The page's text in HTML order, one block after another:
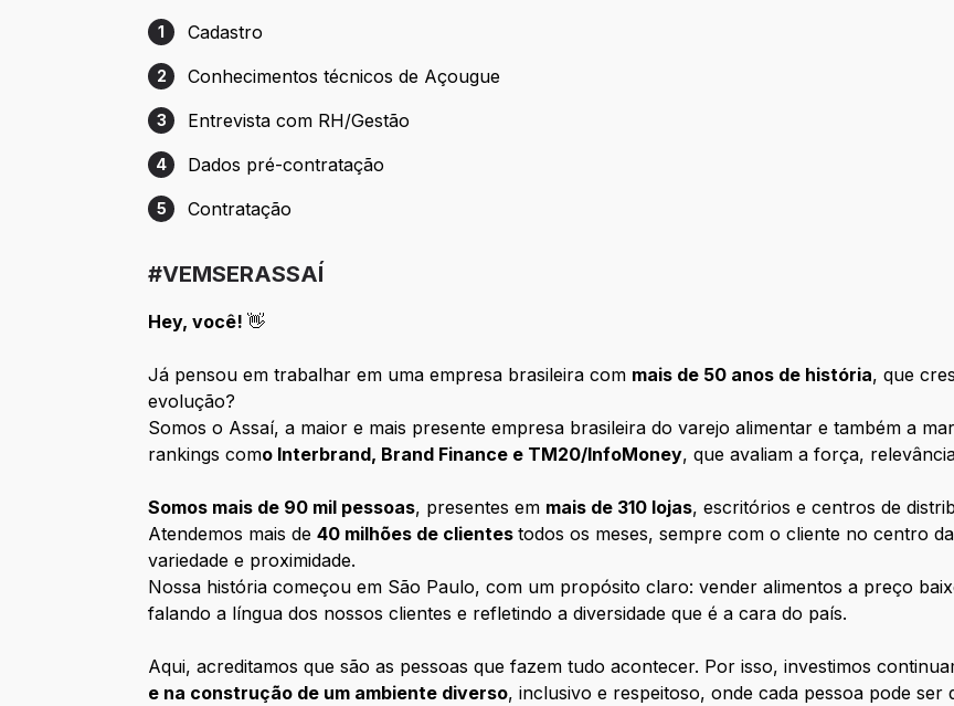
Etapa 1: Cadastro
1 Cadastro
Etapa 2: Conhecimentos técnicos de Açougue
2 Conhecimentos técnicos de Açougue
Etapa 3: Entrevista com RH/Gestão
3 Entrevista com RH/Gestão
Etapa 4: Dados pré-contratação
4 Dados pré-contratação
Etapa 5: Contratação
5 Contratação
#VEMSERASSAÍ
Hey, você!👋
Já pensou em trabalhar em uma empresa brasileira com mais de 50 anos de história, que
evolução?
Somos o Assaí, a maior e mais presente empresa brasileira do varejo alimentar e também a
rankings como Interbrand, Brand Finance e TM20/InfoMoney, que avaliam a força,
Somos mais de 90 mil pessoas, presentes em mais de 310 lojas, escritórios e centros de
Atendemos mais de40 milhões de clientestodos os meses, sempre com o cliente no centro
variedade e proximidade.
Nossa história começou em São Paulo, com um propósito claro: vender alimentos a preço
falando a língua dos nossos clientes e refletindo a diversidade que é a cara do país.
Aqui, acreditamos que são as pessoas que fazem tudo acontecer. Por isso, investimos
e na construção de um ambiente diverso, inclusivo e respeitoso, onde cada pessoa pode ser